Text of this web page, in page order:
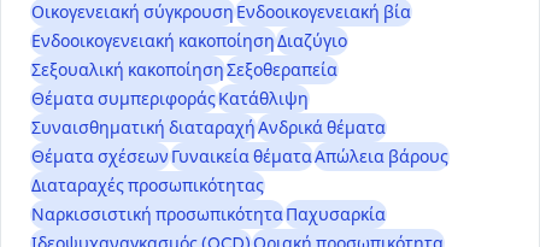
Οικογενειακή σύγκρουσηΕνδοοικογενειακή βία
Ενδοοικογενειακή κακοποίησηΔιαζύγιο
Σεξουαλική κακοποίησηΣεξοθεραπεία
Θέματα συμπεριφοράςΚατάθλιψη
Συναισθηματική διαταραχήΑνδρικά θέματα
Θέματα σχέσεωνΓυναικεία θέματαΑπώλεια βάρους
Διαταραχές προσωπικότητας
Ναρκισσιστική προσωπικότηταΠαχυσαρκία